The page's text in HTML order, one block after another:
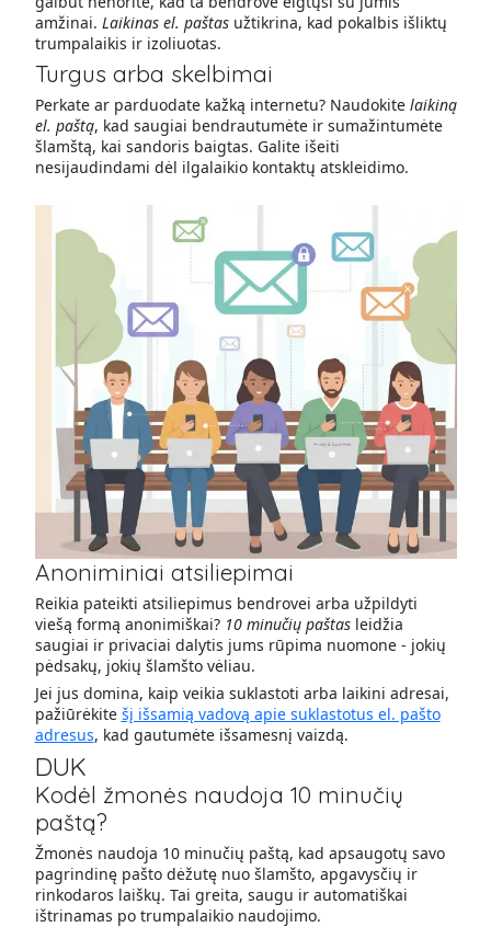
amžinai. Laikinas el. paštasužtikrina, kad pokalbis išliktų
trumpalaikis ir izoliuotas.
Turgus arba skelbimai
Perkate ar parduodate kažką internetu? Naudokite laikiną
el. paštą, kad saugiai bendrautumėte ir sumažintumėte
šlamštą, kai sandoris baigtas. Galite išeiti
nesijaudindami dėl ilgalaikio kontaktų atskleidimo.
Anoniminiai atsiliepimai
Reikia pateikti atsiliepimus bendrovei arba užpildyti
viešą formą anonimiškai? 10 minučių paštasleidžia
saugiai ir privaciai dalytis jums rūpima nuomone - jokių
pėdsakų, jokių šlamšto vėliau.
Jei jus domina, kaip veikia suklastoti arba laikini adresai,
pažiūrėkite šį išsamią vadovą apie suklastotus el. pašto
adresus, kad gautumėte išsamesnį vaizdą.
DUK
Kodėl žmonės naudoja 10 minučių
paštą?
Žmonės naudoja 10 minučių paštą, kad apsaugotų savo
pagrindinę pašto dėžutę nuo šlamšto, apgavysčių ir
rinkodaros laiškų. Tai greita, saugu ir automatiškai
ištrinamas po trumpalaikio naudojimo.